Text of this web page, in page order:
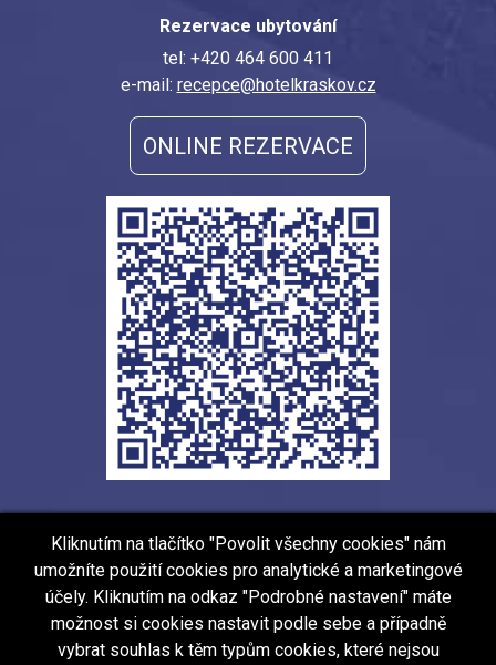
Rezervace ubytování
tel: +420 464 600 411
e-mail: recepce@hotelkraskov.cz
ONLINE REZERVACE
Právní informace pro spotřebitele
Ochrana osobních údajů (GDPR)
Všeobecné podmínky rezervace
Kliknutím na tlačítko "Povolit všechny cookies" nám
umožníte použití cookies pro analytické a marketingové
účely. Kliknutím na odkaz "Podrobné nastavení" máte
možnost si cookies nastavit podle sebe a případně
vybrat souhlas k těm typům cookies, které nejsou